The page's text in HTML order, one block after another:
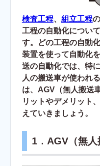
検査工程、 組立工程
工程の自動化につい
す。どの工程の自動
装置を使って自動化
送の自動化では、特
人の搬送車が使われ
は、AGV（無人搬送
リットやデメリット
えていきましょう。
1．AGV（無